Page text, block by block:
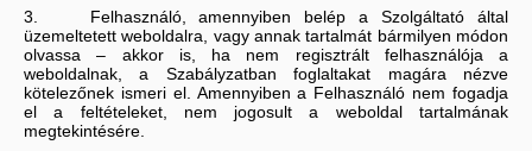
3. Felhasználó, amennyiben belép a Szolgáltató által
üzemeltetett weboldalra, vagy annak tartalmát bármilyen módon
olvassa – akkor is, ha nem regisztrált felhasználója a
weboldalnak, a Szabályzatban foglaltakat magára nézve
kötelezőnek ismeri el. Amennyiben a Felhasználó nem fogadja
el a feltételeket, nem jogosult a weboldal tartalmának
megtekintésére.